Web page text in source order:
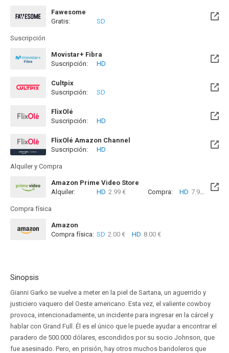
Fawesome
Gratis:
SD
Suscripción
Movistar+ Fibra
Disponible hasta el Vie, 01 Ene 2100 (Quedan 73 años)
Suscripción: HD
Cultpix
Suscripción:
SD
FlixOlé
Suscripción:
HD
FlixOlé Amazon Channel
Suscripción:
HD
Alquiler y Compra
Amazon Prime Video Store
Alquiler:
HD 2.99 € Compra: HD 7.99 €
Compra física
Amazon
Compra física: SD 2.00 € HD 8.00 €
Sinopsis
Gianni Garko se vuelve a meter en la piel de Sartana, un aguerrido y
justiciero vaquero del Oeste americano. Esta vez, el valiente cowboy
provoca, intencionadamente, un incidente para ingresar en la cárcel y
hablar con Grand Full. Él es el único que le puede ayudar a encontrar el
paradero de 500.000 dólares, escondidos por su socio Johnson, que
fue asesinado. Pero, en prisión, hay otros muchos bandoleros que